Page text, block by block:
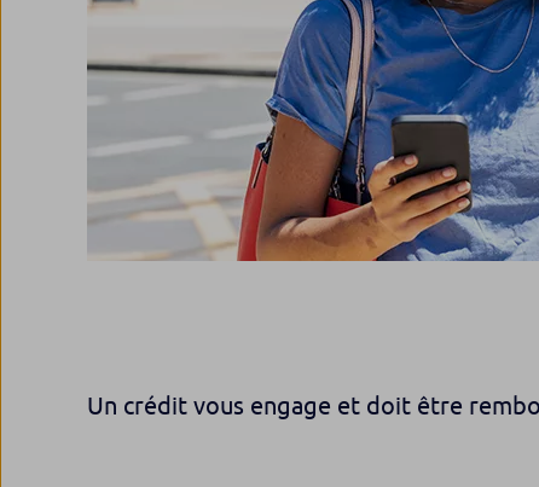
Un crédit vous engage et doit être